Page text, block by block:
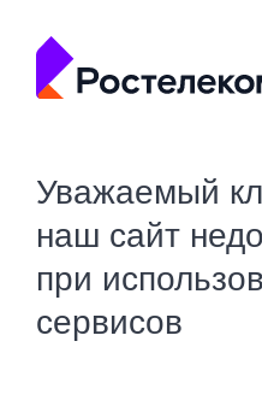
Уважаемый
наш сайт
при
сервисов